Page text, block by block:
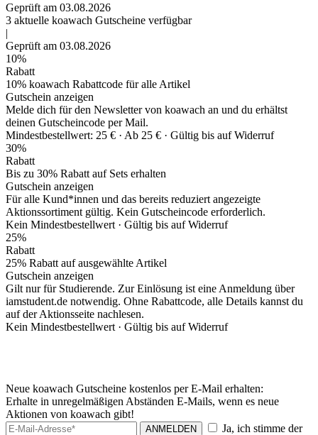
Geprüft am 03.08.2026
3 aktuelle koawach Gutscheine verfügbar
|
Geprüft am 03.08.2026
10%
Rabatt
10% koawach Rabattcode für alle Artikel
Gutschein anzeigen
Melde dich für den Newsletter von koawach an und du erhältst
deinen Gutscheincode per Mail.
Mindestbestellwert: 25 € · Ab 25 € · Gültig bis auf Widerruf
30%
Rabatt
Bis zu 30% Rabatt auf Sets erhalten
Gutschein anzeigen
Für alle Kund*innen und das bereits reduziert angezeigte
Aktionssortiment gültig. Kein Gutscheincode erforderlich.
Kein Mindestbestellwert · Gültig bis auf Widerruf
25%
Rabatt
25% Rabatt auf ausgewählte Artikel
Gutschein anzeigen
Gilt nur für Studierende. Zur Einlösung ist eine Anmeldung über
iamstudent.de notwendig. Ohne Rabattcode, alle Details kannst du
auf der Aktionsseite nachlesen.
Kein Mindestbestellwert · Gültig bis auf Widerruf
Neue koawach Gutscheine kostenlos per E-Mail erhalten:
Erhalte in unregelmäßigen Abständen E-Mails, wenn es neue
Aktionen von koawach gibt!
ANMELDEN
Ja, ich stimme der